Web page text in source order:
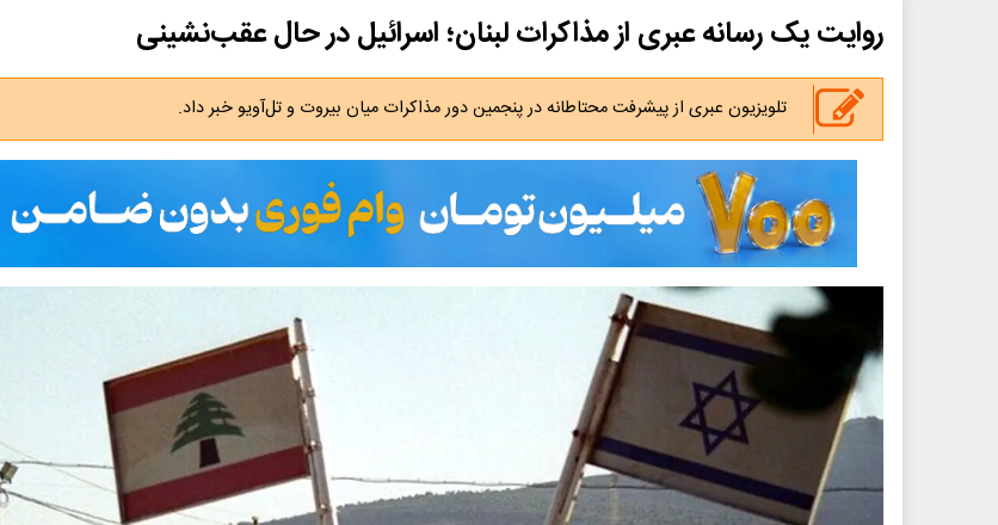
روایت یک رسانه عبری از مذاکرات لبنان؛ اسرائیل در حال عقب‌نشینی
تلویزیون عبری از پیشرفت محتاطانه در پنجمین دور مذاکرات میان بیروت و تل‌آویو خبر داد.